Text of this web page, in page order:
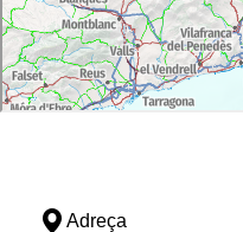
Adreça